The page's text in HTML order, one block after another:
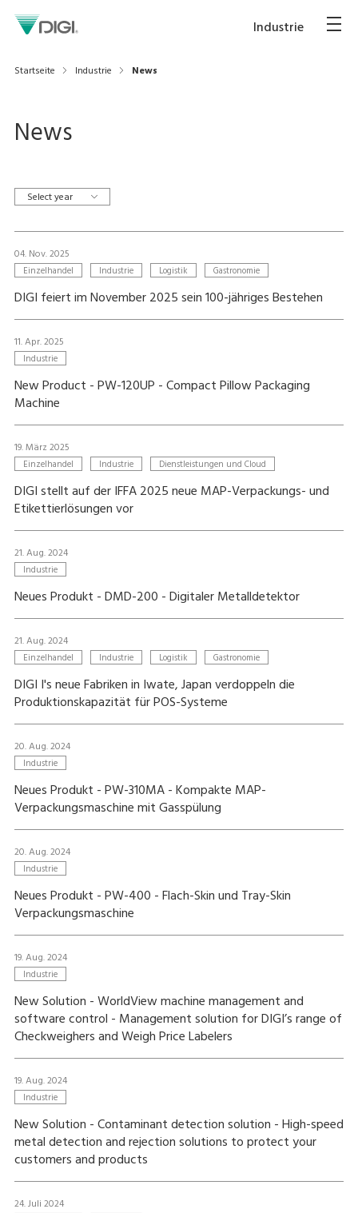
Industrie
Startseite Industrie News
News
Select year
04. Nov. 2025
Einzelhandel Industrie Logistik Gastronomie
DIGI feiert im November 2025 sein 100-jähriges Bestehen
11. Apr. 2025
Industrie
New Product - PW-120UP - Compact Pillow Packaging
Machine
19. März 2025
Einzelhandel Industrie Dienstleistungen und Cloud
DIGI stellt auf der IFFA 2025 neue MAP-Verpackungs- und
Etikettierlösungen vor
21. Aug. 2024
Industrie
Neues Produkt - DMD-200 - Digitaler Metalldetektor
21. Aug. 2024
Einzelhandel Industrie Logistik Gastronomie
DIGI I's neue Fabriken in Iwate, Japan verdoppeln die
Produktionskapazität für POS-Systeme
20. Aug. 2024
Industrie
Neues Produkt - PW-310MA - Kompakte MAP-
Verpackungsmaschine mit Gasspülung
20. Aug. 2024
Industrie
Neues Produkt - PW-400 - Flach-Skin und Tray-Skin
Verpackungsmaschine
19. Aug. 2024
Industrie
New Solution - WorldView machine management and
software control - Management solution for DIGI’s range of
Checkweighers and Weigh Price Labelers
19. Aug. 2024
Industrie
New Solution - Contaminant detection solution - High-speed
metal detection and rejection solutions to protect your
customers and products
24. Juli 2024